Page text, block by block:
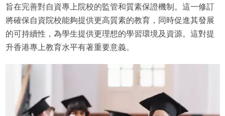
旨在完善對自資專上院校的監管和質素保證機制。這一修訂
將確保自資院校能夠提供更高質素的教育，同時促進其發展
的可持續性，為學生提供更理想的學習環境及資源。這對提
升香港專上教育水平有著重要意義。